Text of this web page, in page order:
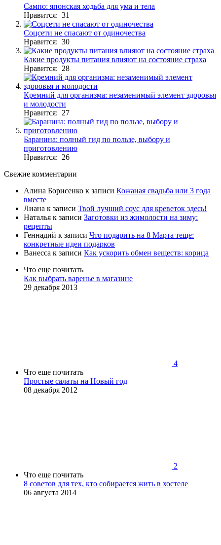
Сампо: японская ходьба для ума и тела
Нравится: 31
Соцсети не спасают от одиночества
Нравится: 30
Какие продукты питания влияют на состояние страха
Нравится: 28
Кремний для организма: незаменимый элемент здоровья
и молодости
Нравится: 27
Баранина: полный гид по пользе, выбору и
приготовлению
Нравится: 26
Свежие комментарии
Алина Борисенко к записи Кожаная свадьба или 3 года
вместе
Лиана к записи Твой лучший соус для креветок здесь!
Наталья к записи Заготовки из жимолости на зиму:
рецепты
Геннадий к записи Что подарить на 8 Марта теще:
конкретные идеи подарков
Ванесса к записи Как ускорить обмен веществ: корица
Что еще почитать
Как выбрать варенье в магазине
29 декабря 2013
4
Что еще почитать
Простые салаты на Новый год
08 декабря 2012
2
Что еще почитать
8 советов для тех, кто собирается жить в хостеле
06 августа 2014